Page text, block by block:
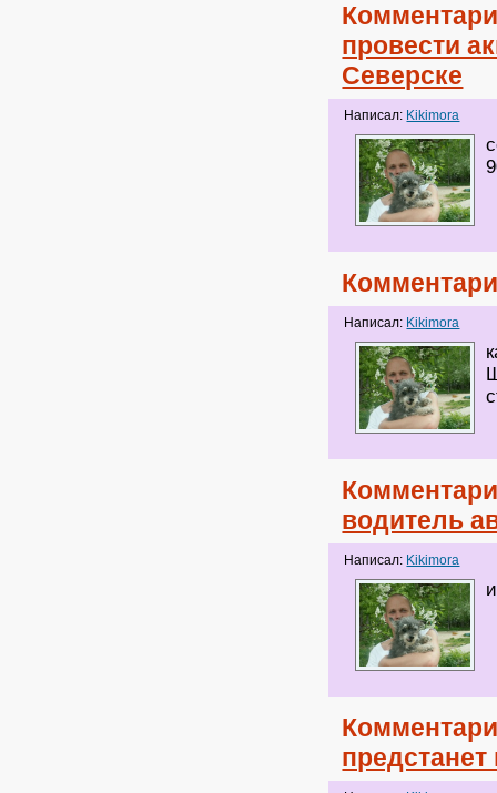
провести
Северске
Написал: Kikimora
Написал: Kikimora
водитель
Написал: Kikimora